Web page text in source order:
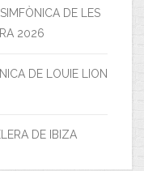
DE LES
2026
DE LOUIE LION
DE IBIZA